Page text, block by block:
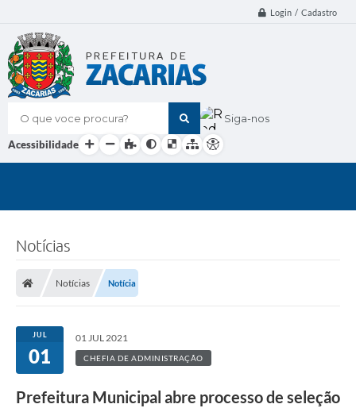
Login / Cadastro
O que voce procura? Siga-nos
Acessibilidade
Notícias
Notícias Notícia
JUL
01
01 JUL 2021
CHEFIA DE ADMINISTRAÇÃO
Prefeitura Municipal abre processo de seleção